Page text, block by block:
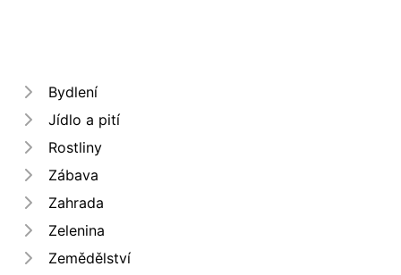
Bydlení
Jídlo a pití
Rostliny
Zábava
Zahrada
Zelenina
Zemědělství